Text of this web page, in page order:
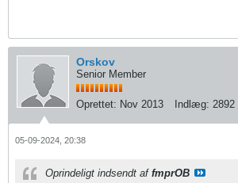
Orskov
Senior Member
Oprettet: Nov 2013 Indlæg: 2892
05-09-2024, 20:38
Oprindeligt indsendt af fmprOB